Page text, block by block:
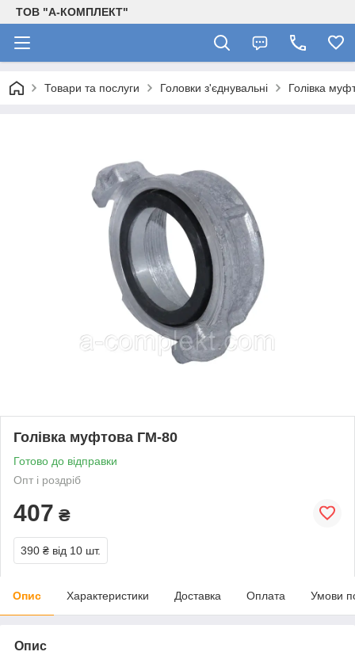
ТОВ "А-КОМПЛЕКТ"
Товари та послуги Головки з'єднувальні Голівка
Голівка муфтова ГМ-80
Готово до відправки
Опт і роздріб
407 ₴
390 ₴ від 10 шт.
Опис Характеристики Доставка Оплата Умови
Опис